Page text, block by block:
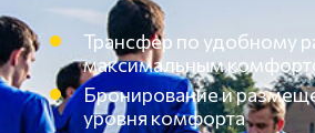
Трансфер по удобному
максимальным
Бронирование и
уровня комфорта